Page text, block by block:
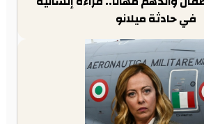
في حادثة ميلانو